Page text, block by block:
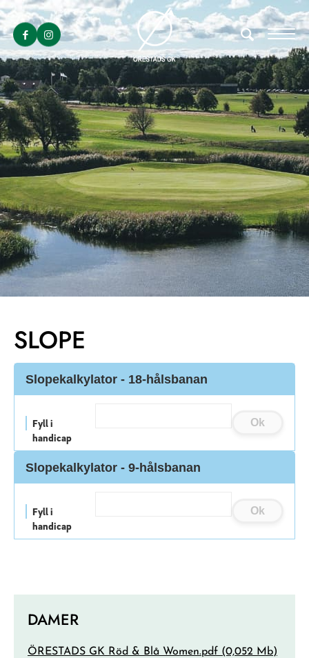
SLOPE
Slopekalkylator - 18-hålsbanan
Fyll i
handicap
Ok
Slopekalkylator - 9-hålsbanan
Fyll i
handicap
Ok
DAMER
ÖRESTADS GK Röd & Blå Women.pdf (0,052 Mb)